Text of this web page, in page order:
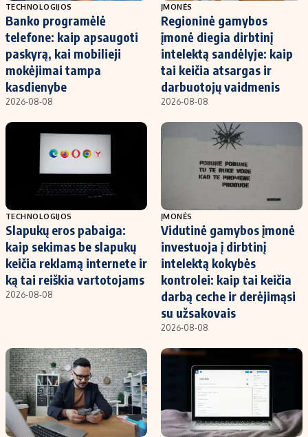
TECHNOLOGIJOS
Banko programėlė
telefone: kaip apsaugoti
paskyrą, kai mobilieji
mokėjimai tampa
kasdienybe
2026-08-08
ĮMONĖS
Regioninė gamybos
įmonė diegia dirbtinį
intelektą sandėlyje: kaip
tai keičia atsargas ir
darbuotojų vaidmenis
2026-08-08
TECHNOLOGIJOS
Slapukų eros pabaiga:
kaip sekimas be slapukų
keičia reklamą internete ir
ką tai reiškia vartotojams
2026-08-08
ĮMONĖS
Vidutinė gamybos įmonė
investuoja į dirbtinį
intelektą kokybės
kontrolei: kaip tai keičia
darbą ceche ir derėjimąsi
su užsakovais
2026-08-08